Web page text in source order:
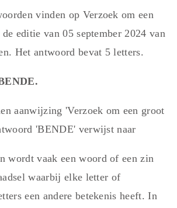
vinden op Verzoek om een
editie van 05 september 2024 van
Het antwoord bevat 5 letters.
aanwijzing 'Verzoek om een groot
'BENDE' verwijst naar
wordt vaak een woord of een zin
waarbij elke letter of
een andere betekenis heeft. In